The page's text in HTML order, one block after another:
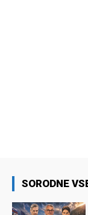
SORODNE